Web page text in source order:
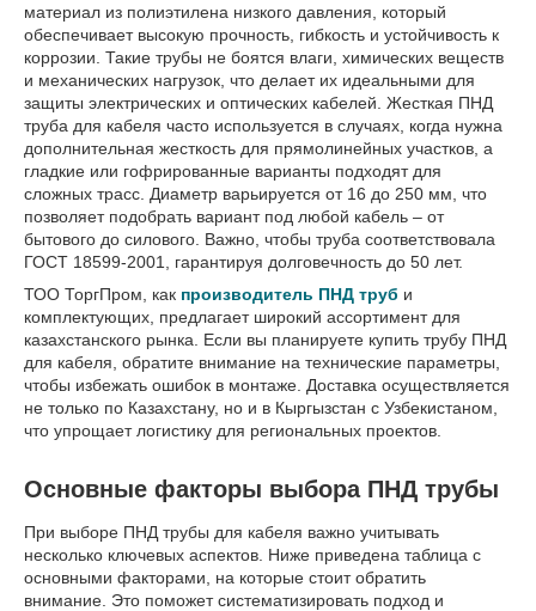
материал из полиэтилена низкого давления, который
обеспечивает высокую прочность, гибкость и устойчивость к
коррозии. Такие трубы не боятся влаги, химических веществ
и механических нагрузок, что делает их идеальными для
защиты электрических и оптических кабелей. Жесткая ПНД
труба для кабеля часто используется в случаях, когда нужна
дополнительная жесткость для прямолинейных участков, а
гладкие или гофрированные варианты подходят для
сложных трасс. Диаметр варьируется от 16 до 250 мм, что
позволяет подобрать вариант под любой кабель – от
бытового до силового. Важно, чтобы труба соответствовала
ГОСТ 18599-2001, гарантируя долговечность до 50 лет.
ТОО ТоргПром, как производитель ПНД труб и
комплектующих, предлагает широкий ассортимент для
казахстанского рынка. Если вы планируете купить трубу ПНД
для кабеля, обратите внимание на технические параметры,
чтобы избежать ошибок в монтаже. Доставка осуществляется
не только по Казахстану, но и в Кыргызстан с Узбекистаном,
что упрощает логистику для региональных проектов.
Основные факторы выбора ПНД трубы
При выборе ПНД трубы для кабеля важно учитывать
несколько ключевых аспектов. Ниже приведена таблица с
основными факторами, на которые стоит обратить
внимание. Это поможет систематизировать подход и